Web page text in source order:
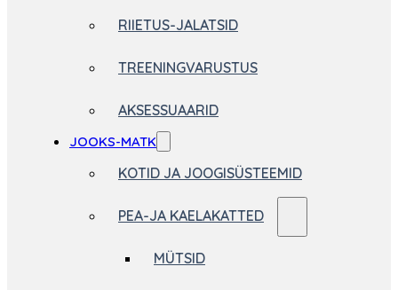
RIIETUS-JALATSID
TREENINGVARUSTUS
AKSESSUAARID
JOOKS-MATK
KOTID JA JOOGISÜSTEEMID
PEA-JA KAELAKATTED
MÜTSID